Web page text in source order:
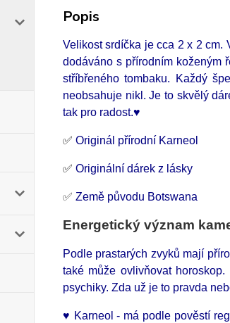
Popis
Velikost srdíčka je cca 2 x 2 cm.
dodáváno s přírodním koženým
stříbřeného tombaku. Každý
neobsahuje nikl. Je to skvělý
tak pro radost.♥
✅ Originál přírodní Karneol
✅ Originální dárek z lásky
✅ Země původu Botswana
Energetický význam
Podle prastarých zvyků mají
také může ovlivňovat
psychiky. Zda už je to pravda
♥ Karneol - má podle pověstí